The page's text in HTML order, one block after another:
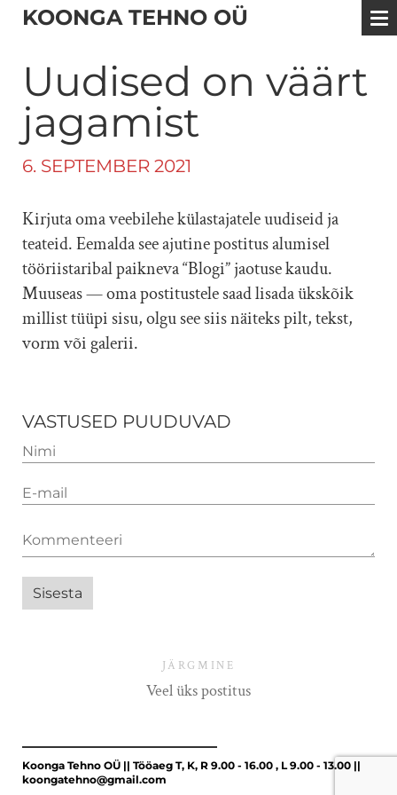
KOONGA TEHNO OÜ
Uudised on väärt
jagamist
6. SEPTEMBER 2021
Kirjuta oma veebilehe külastajatele uudiseid ja
teateid. Eemalda see ajutine postitus alumisel
tööriistaribal paikneva “Blogi” jaotuse kaudu.
Muuseas — oma postitustele saad lisada ükskõik
millist tüüpi sisu, olgu see siis näiteks pilt, tekst,
vorm või galerii.
VASTUSED PUUDUVAD
JÄRGMINE
Veel üks postitus
Koonga Tehno OÜ || Tööaeg T, K, R 9.00 - 16.00 , L 9.00 - 13.00 ||
koongatehno@gmail.com